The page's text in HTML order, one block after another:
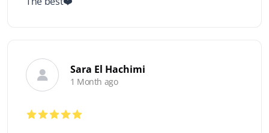
Sara El Hachimi
1 Month ago